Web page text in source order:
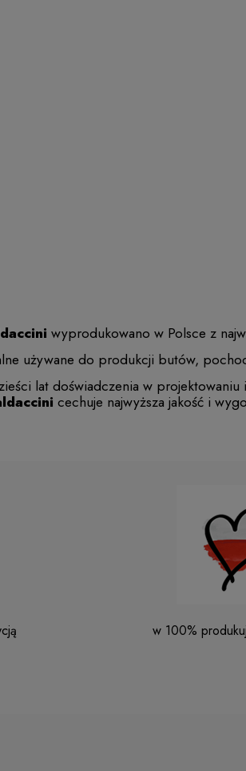
wyprodukowano w Polsce z
używane do produkcji butów,
lat doświadczenia w
cechuje najwyższa jakość i
w 100%